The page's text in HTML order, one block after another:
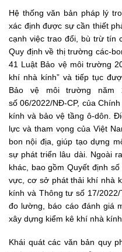
Hệ thống văn bản pháp lý
xác định được sự cần thiết
cạnh việc trao đổi, bù trừ tín
Quy định về thị trường các-
41 Luật Bảo vệ môi trường
khí nhà kính” và tiếp tục
Bảo vệ môi trường năm
số 06/2022/NĐ-CP, của
kính và bảo vệ tầng ô-dôn.
lực và tham vọng của Việt
bon nội địa, giúp tạo dựng
sự phát triển lâu dài. Ngoài
khác, bao gồm Quyết định
vực, cơ sở phát thải khí nhà
kính và Thông tư số 17/
đo lường, báo cáo đánh giá
xây dựng kiểm kê khí nhà
Khái quát các văn bản quy